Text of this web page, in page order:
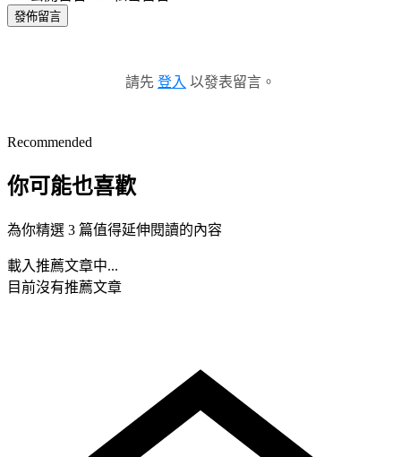
發佈留言
請先 登入 以發表留言。
Recommended
你可能也喜歡
為你精選 3 篇值得延伸閱讀的內容
載入推薦文章中...
目前沒有推薦文章